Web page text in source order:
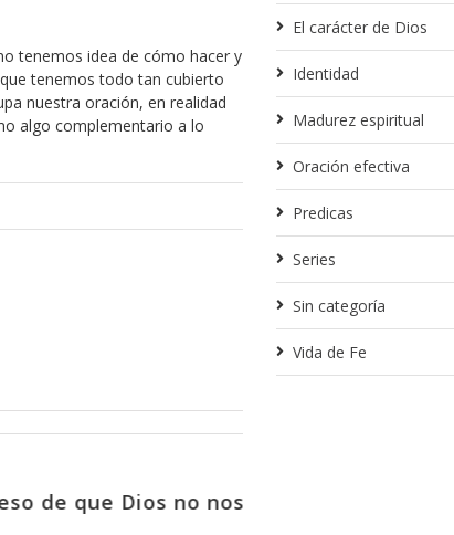
tenemos idea de cómo hacer y
tenemos todo tan cubierto
nuestra oración, en realidad
algo complementario a lo
más orar pa’dentro no
El carácter de Dios
Identidad
Madurez espiritual
Oración efectiva
Predicas
Series
Sin categoría
Vida de Fe